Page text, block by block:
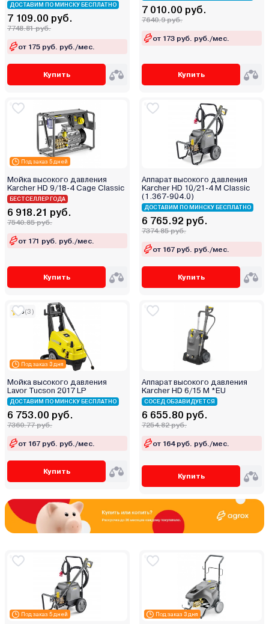
ДОСТАВИМ ПО МИНСКУ БЕСПЛАТНО
7 109.00 руб.
7748.81 руб.
от 175 руб. руб./мес.
Купить
7 010.00 руб.
7640.9 руб.
от 173 руб. руб./мес.
Купить
Под заказ 5 дней
Мойка высокого давления
Karcher HD 9/18-4 Cage Classic
БЕСТСЕЛЛЕР ГОДА
6 918.21 руб.
7540.85 руб.
от 171 руб. руб./мес.
Купить
Аппарат высокого давления
Karcher HD 10/21-4 M Classic
(1.367-904.0)
ДОСТАВИМ ПО МИНСКУ БЕСПЛАТНО
6 765.92 руб.
7374.85 руб.
от 167 руб. руб./мес.
Купить
Под заказ 3 дня
5(3)
Мойка высокого давления
Lavor Tucson 2017 LP
ДОСТАВИМ ПО МИНСКУ БЕСПЛАТНО
6 753.00 руб.
7360.77 руб.
от 167 руб. руб./мес.
Купить
Аппарат высокого давления
Karcher HD 6/15 M *EU
СОСЕД ОБЗАВИДУЕТСЯ
6 655.80 руб.
7254.82 руб.
от 164 руб. руб./мес.
Купить
Под заказ 5 дней Под заказ 3 дня